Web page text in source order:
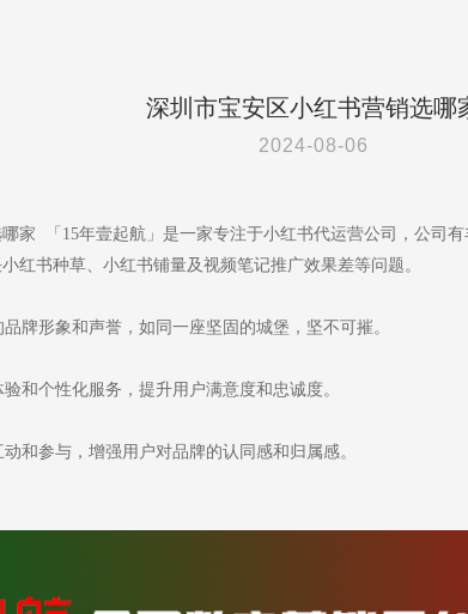
深圳市宝安区小红书营销选哪
2024-08-06
家 「15年壹起航」是一家专注于小红书代运营公司，公司
红书种草、小红书铺量及视频笔记推广效果差等问题。
牌形象和声誉，如同一座坚固的城堡，坚不可摧。
和个性化服务，提升用户满意度和忠诚度。
和参与，增强用户对品牌的认同感和归属感。